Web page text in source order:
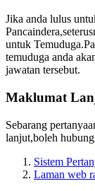
Jika anda lulus
untuk
temuduga anda
jawatan tersebut.
Maklumat
Sebarang
lanjut,boleh
Sistem
Laman web